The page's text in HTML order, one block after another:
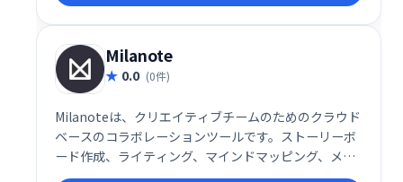
Milanote
0.0 (0件)
Milanoteは、クリエイティブチームのためのクラウド
ベースのコラボレーションツールです。ストーリーボ
ード作成、ライティング、マインドマッピング、メ
モ、ブレインストーミングなど、クリエイティブワー